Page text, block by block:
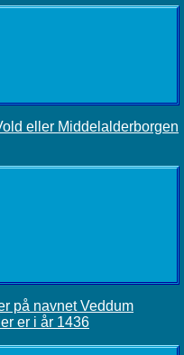
eller Middelalderborgen
på navnet Veddum
er i år 1436